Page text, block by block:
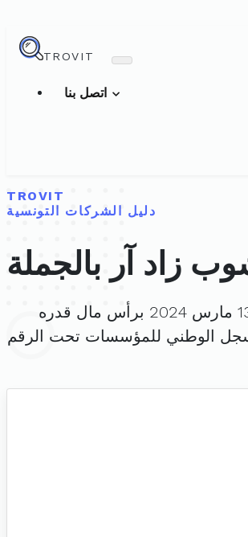
TROVIT
TROVIT
دليل الشركات التونسية
زاد آر بالجملة
الوطني للمؤسسات تحت الرقم